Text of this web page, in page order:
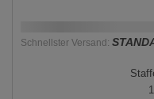
Schnellster Versand: